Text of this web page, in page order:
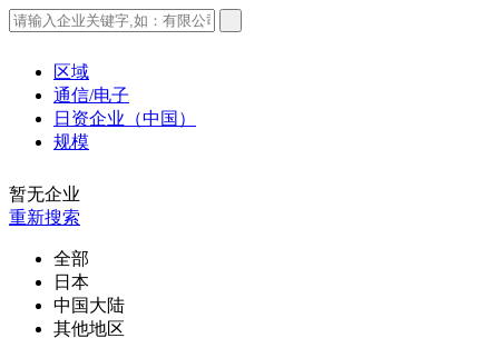
区域
通信/电子
日资企业（中国）
规模
暂无企业
重新搜索
全部
日本
中国大陆
其他地区